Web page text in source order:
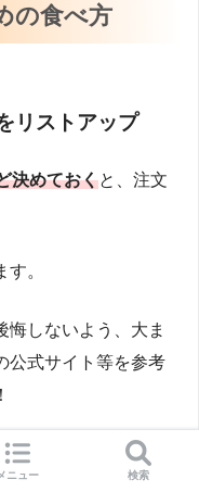
の食べ方
リストアップ
決めておくと、注文
。
悔しないよう、大ま
公式サイト等を参考
メニュー 検索